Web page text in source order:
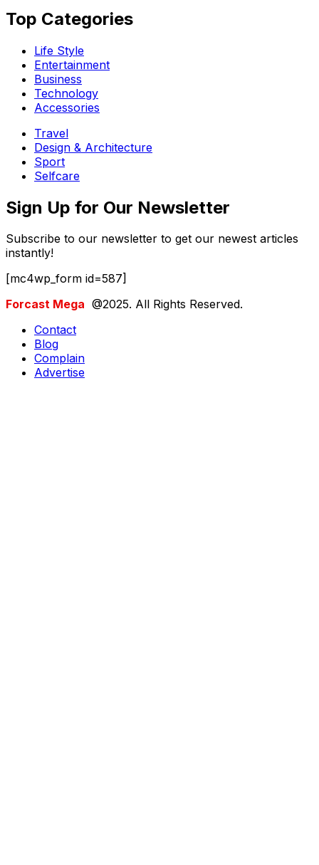
Top Categories​
Life Style
Entertainment
Business
Technology
Accessories
Travel
Design & Architecture
Sport
Selfcare
Sign Up for Our Newsletter
Subscribe to our newsletter to get our newest articles
instantly!
[mc4wp_form id=587]
Forcast Mega @2025. All Rights Reserved.
Contact
Blog
Complain
Advertise